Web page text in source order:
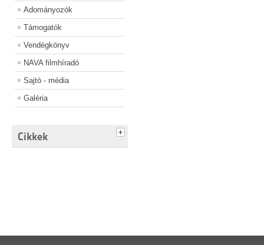
Adományozók
Támogatók
Vendégkönyv
NAVA filmhíradó
Sajtó - média
Galéria
Cikkek